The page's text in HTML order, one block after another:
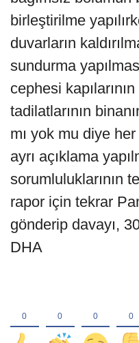
birleştirilme
duvarların
sundurma
cephesi
tadilatlarının
mı yok mu diye
ayrı açıklama
sorumluluklarının
rapor için tekrar
gönderip davayı,
DHA